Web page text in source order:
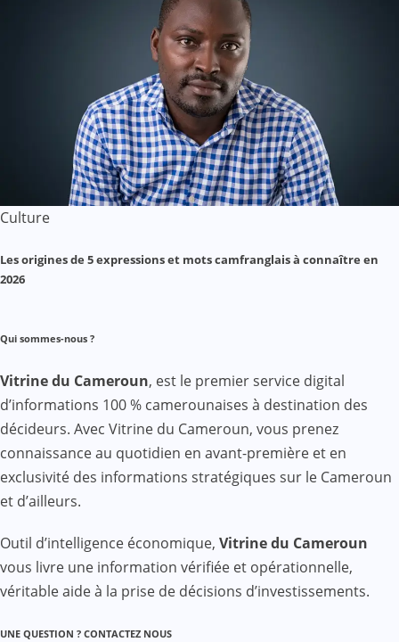
Culture
Les origines de 5 expressions et mots camfranglais à connaître en
2026
Qui sommes-nous ?
Vitrine du Cameroun, est le premier service digital
d’informations 100 % camerounaises à destination des
décideurs. Avec Vitrine du Cameroun, vous prenez
connaissance au quotidien en avant-première et en
exclusivité des informations stratégiques sur le Cameroun
et d’ailleurs.
Outil d’intelligence économique, Vitrine du Cameroun
vous livre une information vérifiée et opérationnelle,
véritable aide à la prise de décisions d’investissements.
UNE QUESTION ? CONTACTEZ NOUS